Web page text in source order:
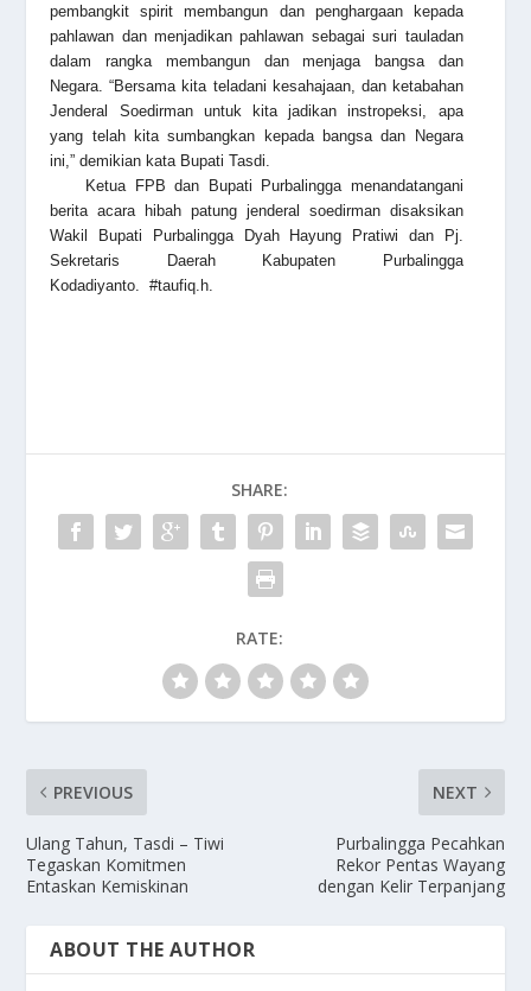
pembangkit spirit membangun dan penghargaan kepada
pahlawan dan menjadikan pahlawan sebagai suri tauladan
dalam rangka membangun dan menjaga bangsa dan
Negara. “Bersama kita teladani kesahajaan, dan ketabahan
Jenderal Soedirman untuk kita jadikan instropeksi, apa
yang telah kita sumbangkan kepada bangsa dan Negara
ini,” demikian kata Bupati Tasdi.
Ketua FPB dan Bupati Purbalingga menandatangani
berita acara hibah patung jenderal soedirman disaksikan
Wakil Bupati Purbalingga Dyah Hayung Pratiwi dan Pj.
Sekretaris Daerah Kabupaten Purbalingga
Kodadiyanto. #taufiq.h.
SHARE:
RATE:
PREVIOUS
Ulang Tahun, Tasdi – Tiwi
Tegaskan Komitmen
Entaskan Kemiskinan
NEXT
Purbalingga Pecahkan
Rekor Pentas Wayang
dengan Kelir Terpanjang
ABOUT THE AUTHOR